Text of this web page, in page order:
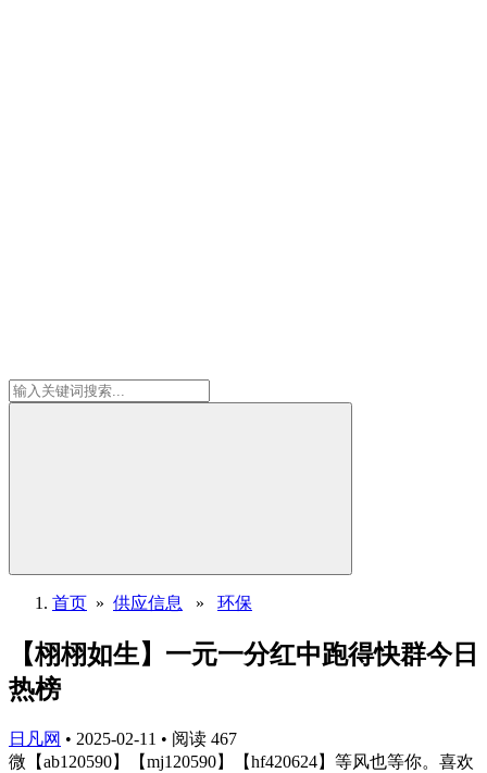
首页 » 供应信息 » 环保
【栩栩如生】一元一分红中跑得快群今日
热榜
日凡网 • 2025-02-11 • 阅读 467
微【ab120590】【mj120590】【hf420624】等风也等你。喜欢